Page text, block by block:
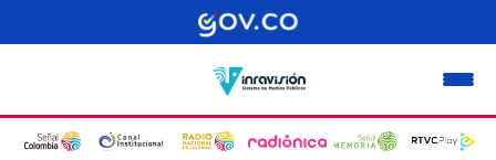
Pasar al contenido principal